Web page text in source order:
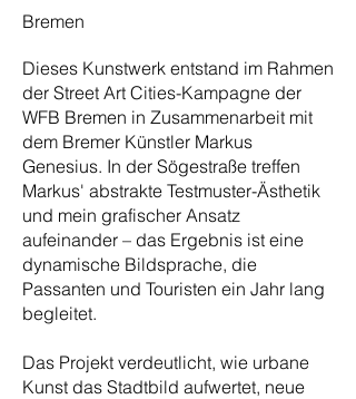
Bremen
Dieses Kunstwerk entstand im Rahmen
der Street Art Cities-Kampagne der
WFB Bremen in Zusammenarbeit mit
dem Bremer Künstler Markus
Genesius. In der Sögestraße treffen
Markus' abstrakte Testmuster-Ästhetik
und mein grafischer Ansatz
aufeinander – das Ergebnis ist eine
dynamische Bildsprache, die
Passanten und Touristen ein Jahr lang
begleitet.
Das Projekt verdeutlicht, wie urbane
Kunst das Stadtbild aufwertet, neue